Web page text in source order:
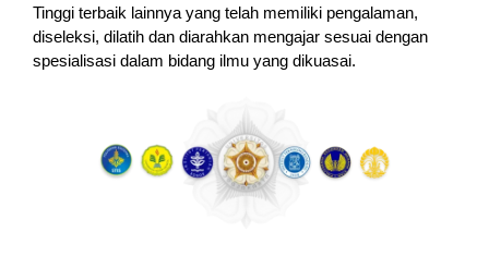
Tinggi terbaik lainnya yang telah memiliki pengalaman,
diseleksi, dilatih dan diarahkan mengajar sesuai dengan
spesialisasi dalam bidang ilmu yang dikuasai.